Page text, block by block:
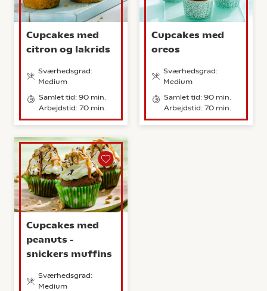
Cupcakes med
citron og lakrids
Sværhedsgrad:
Medium
Samlet tid: 90 min.
Arbejdstid: 70 min.
Cupcakes med
oreos
Sværhedsgrad:
Medium
Samlet tid: 90 min.
Arbejdstid: 70 min.
Cupcakes med
peanuts -
snickers muffins
Sværhedsgrad:
Medium